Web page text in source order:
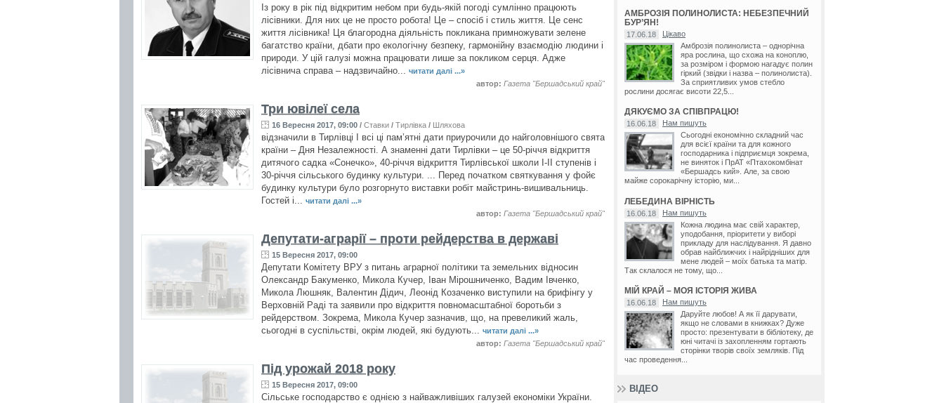
Із року в рік під відкритим небом при будь-якій погоді сумлінно працюють
лісівники. Для них це не просто робота! Це – спосіб і стиль життя. Це сенс
життя лісівника! Ця благородна діяльність покликана примножувати зелене
багатство країни, дбати про екологічну безпеку, гармонійну взаємодію людини і
природи. У цій галузі можна працювати лише за покликом серця. Адже
лісівнича справа – надзвичайно...
читати далі ...»
автор: Газета "Бершадський край"
Три ювілеї села
16 Вересня 2017, 09:00 / Ставки / Тирлівка / Шляхова
відзначили в Тирлівці І всі ці пам’ятні дати приурочили до найголовнішого свята
країни – Дня Незалежності. А знаменні дати Тирлівки – це 50-річчя відкриття
дитячого садка «Сонечко», 40-річчя відкриття Тирлівської школи І-ІІ ступенів і
30-річчя сільського будинку культури. ... Перед початком святкування у фойє
будинку культури було розгорнуто виставки робіт майстринь-вишивальниць.
Гостей і...
читати далі ...»
автор: Газета "Бершадський край"
Депутати-аграрії – проти рейдерства в державі
15 Вересня 2017, 09:00
Депутати Комітету ВРУ з питань аграрної політики та земельних відносин
Олександр Бакуменко, Микола Кучер, Іван Мірошниченко, Вадим Івченко,
Микола Люшняк, Валентин Дідич, Леонід Козаченко виступили на брифінгу у
Верховній Раді та заявили про відкриття повномасштабної боротьби з
рейдерством. Зокрема, Микола Кучер зазначив, що, на превеликий жаль,
сьогодні в суспільстві, окрім людей, які будують...
читати далі ...»
автор: Газета "Бершадський край"
Під урожай 2018 року
15 Вересня 2017, 09:00
Сільське господарство є однією з найважливіших галузей економіки України.
АМБРОЗІЯ ПОЛИНОЛИСТА: НЕБЕЗПЕЧНИЙ
БУР’ЯН!
17.06.18
Цікаво
Амброзія полинолиста – однорічна
яра рослина, що схожа на коноплю,
за розміром і формою нагадує полин
гіркий (звідки і назва – полинолиста).
За сприятливих умов стебло
рослини досягає висоти 22,5...
ДЯКУЄМО ЗА СПІВПРАЦЮ!
16.06.18
Нам пишуть
Сьогодні економічно складний час
для всієї країни та для кожного
господарника і підприємця зокрема,
не виняток і ПрАТ «Птахокомбінат
«Бершадсь кий». Але, за свою
майже сорокарічну історію, ми...
ЛЕБЕДИНА ВІРНІСТЬ
16.06.18
Нам пишуть
Кожна людина має свій характер,
уподобання, пріоритети у виборі
прикладу для наслідування. Я давно
обрав найближчих і найрідніших для
мене людей – моїх батька та матір.
Так склалося не тому, що...
МІЙ КРАЙ – МОЯ ІСТОРІЯ ЖИВА
16.06.18
Нам пишуть
Даруйте любов! А як її дарувати,
якщо не словами в книжках? Дуже
просто: презентувати в бібліотеку, де
юні читачі із захопленням гортають
сторінки творів своїх земляків. Під
час проведення...
ВІДЕО